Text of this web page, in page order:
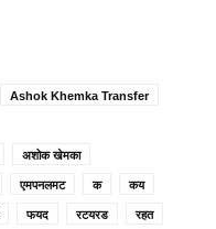
Ashok Khemka Transfer
अशोक खेमका
एमपनलमट क कय
फयद रटयरड रहत